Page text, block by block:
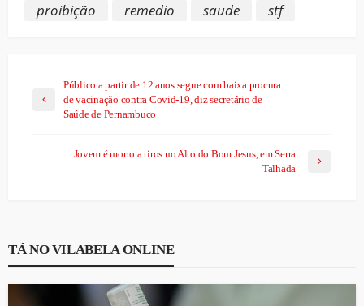
proibição
remedio saude stf
Público a partir de 12 anos segue com baixa procura
de vacinação contra Covid-19, diz secretário de
Saúde de Pernambuco
Jovem é morto a tiros no Alto do Bom Jesus, em Serra
Talhada
TÁ NO VILABELA ONLINE